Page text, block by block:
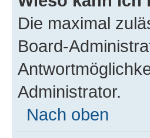
Die maximal
Board-
Administrator.
Nach oben